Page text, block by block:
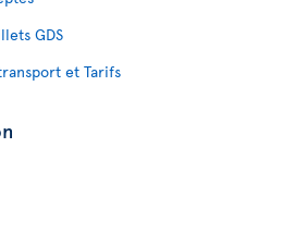
GDS
et Tarifs